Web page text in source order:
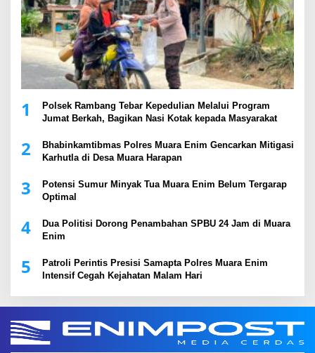
1
Polsek Rambang Tebar Kepedulian Melalui Program
Jumat Berkah, Bagikan Nasi Kotak kepada Masyarakat
2
Bhabinkamtibmas Polres Muara Enim Gencarkan Mitigasi
Karhutla di Desa Muara Harapan
3
Potensi Sumur Minyak Tua Muara Enim Belum Tergarap
Optimal
4
Dua Politisi Dorong Penambahan SPBU 24 Jam di Muara
Enim
5
Patroli Perintis Presisi Samapta Polres Muara Enim
Intensif Cegah Kejahatan Malam Hari